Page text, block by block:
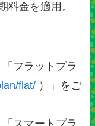
料金を適用。
フラットプラ
flat/ ）」をご